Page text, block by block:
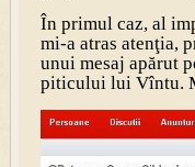
În primul caz, al
mi-a atras atenţia,
unui mesaj apărut
piticului lui Vîntu.